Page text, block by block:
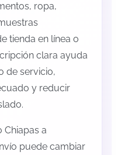
ropa,
tienda en línea o
clara ayuda
de servicio,
y reducir
Chiapas a
puede cambiar